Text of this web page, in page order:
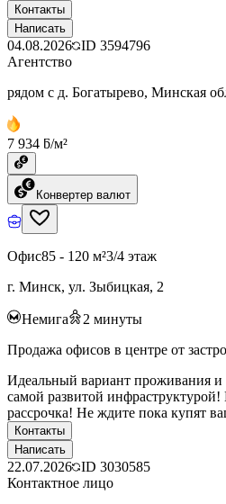
Контакты
Написать
04.08.2026 ID 3594796
Агентство
рядом с д. Богатырево, Минская
7 934 ƃ/м²
Конвертер валют
Офис85 - 120 м²3/4 этаж
г. Минск, ул. Зыбицкая, 2
Немига 2 минуты
Продажа офисов в центре от
Идеальный вариант проживания и
самой развитой
рассрочка! Не ждите пока купят
Контакты
Написать
22.07.2026 ID 3030585
Контактное лицо